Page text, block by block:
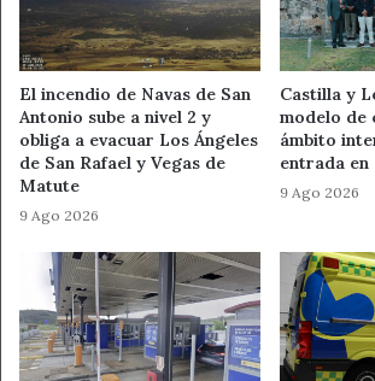
millonesa la aportación mínima de la
autónoma.
El Plan Estatal de Vivienda 2026-2030
presupuesto global de7.000 millones
Gobierno aportará el
comunidades autónomas asumirán el
Más vivienda pública
rehabilitación
El incendio de Navas de San
Antonio sube a nivel 2 y
obliga a evacuar Los Ángeles
de San Rafael y Vegas de
Matute
9 Ago 2026
Castilla y
modelo de
ámbito
entrada en
9 Ago 2026